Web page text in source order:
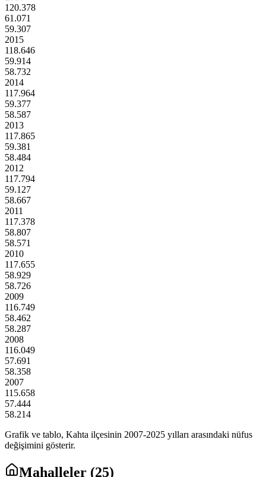
120.378
61.071
59.307
2015
118.646
59.914
58.732
2014
117.964
59.377
58.587
2013
117.865
59.381
58.484
2012
117.794
59.127
58.667
2011
117.378
58.807
58.571
2010
117.655
58.929
58.726
2009
116.749
58.462
58.287
2008
116.049
57.691
58.358
2007
115.658
57.444
58.214
Grafik ve tablo, Kahta ilçesinin 2007-2025 yılları arasındaki nüfus
değişimini gösterir.
Mahalleler (25)